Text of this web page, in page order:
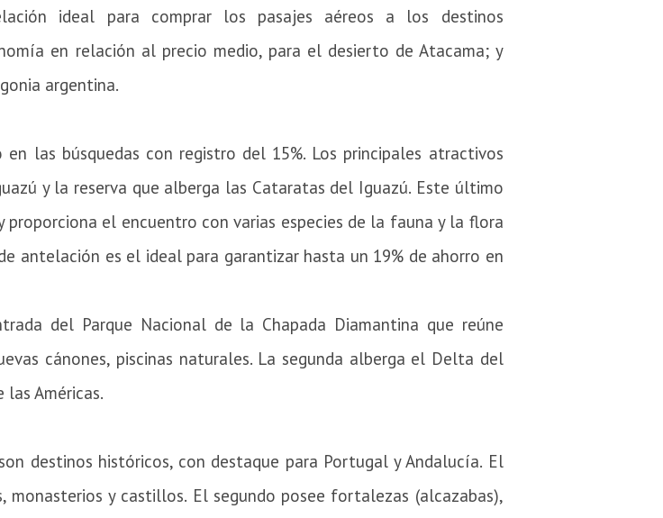
ideal para comprar los pasajes aéreos a los destinos
en relación al precio medio, para el desierto de Atacama; y
argentina.
las búsquedas con registro del 15%. Los principales atractivos
y la reserva que alberga las Cataratas del Iguazú. Este último
el encuentro con varias especies de la fauna y la flora
antelación es el ideal para garantizar hasta un 19% de ahorro en
del Parque Nacional de la Chapada Diamantina que reúne
cánones, piscinas naturales. La segunda alberga el Delta del
Américas.
destinos históricos, con destaque para Portugal y Andalucía. El
monasterios y castillos. El segundo posee fortalezas (alcazabas),